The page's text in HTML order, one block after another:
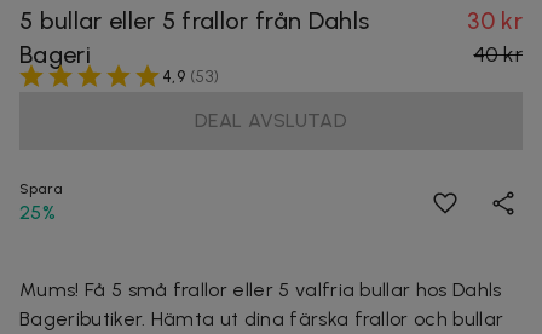
5 bullar eller 5 frallor från Dahls
Bageri
30 kr
40 kr
4,9 (53)
DEAL AVSLUTAD
Spara
25%
Mums! Få 5 små frallor eller 5 valfria bullar hos Dahls
Bageributiker. Hämta ut dina färska frallor och bullar